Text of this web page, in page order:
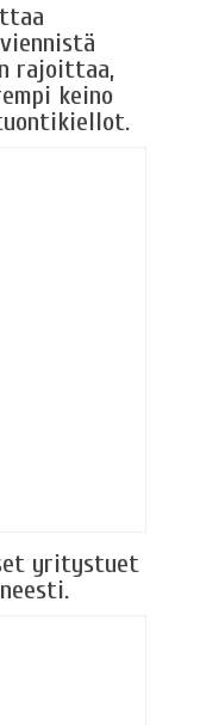
rajoittaa,
keino
yritystuet